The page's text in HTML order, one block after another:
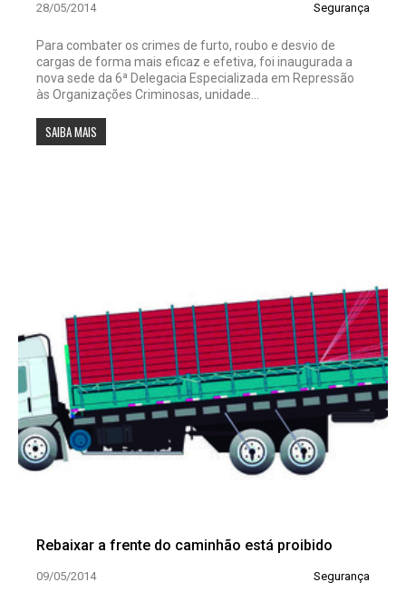
28/05/2014 Segurança
Para combater os crimes de furto, roubo e desvio de
cargas de forma mais eficaz e efetiva, foi inaugurada a
nova sede da 6ª Delegacia Especializada em Repressão
às Organizações Criminosas, unidade...
SAIBA MAIS
Rebaixar a frente do caminhão está proibido
09/05/2014 Segurança